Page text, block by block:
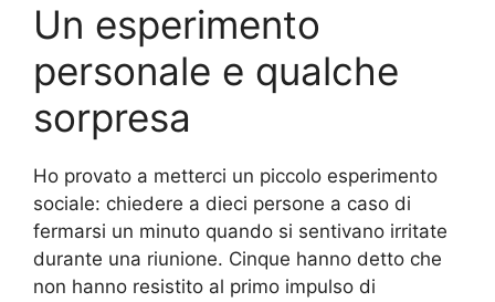
Un esperimento
personale e qualche
sorpresa
Ho provato a metterci un piccolo esperimento
sociale: chiedere a dieci persone a caso di
fermarsi un minuto quando si sentivano irritate
durante una riunione. Cinque hanno detto che
non hanno resistito al primo impulso di